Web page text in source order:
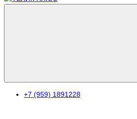
+7 (959) 1891228